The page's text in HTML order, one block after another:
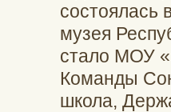
состоялась
музея
стало МОУ
Команды
школа,